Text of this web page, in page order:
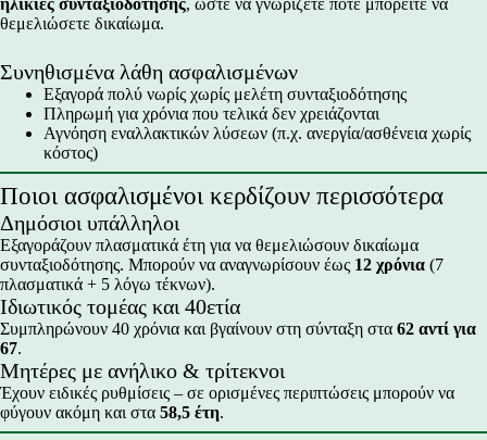
θεμελιώσετε δικαίωμα.
Συνηθισμένα λάθη ασφαλισμένων
Εξαγορά πολύ νωρίς χωρίς μελέτη συνταξιοδότησης
Πληρωμή για χρόνια που τελικά δεν χρειάζονται
Αγνόηση εναλλακτικών λύσεων (π.χ. ανεργία/ασθένεια χωρίς
κόστος)
Ποιοι ασφαλισμένοι κερδίζουν περισσότερα
Δημόσιοι υπάλληλοι
Εξαγοράζουν πλασματικά έτη για να θεμελιώσουν δικαίωμα
συνταξιοδότησης. Μπορούν να αναγνωρίσουν έως 12 χρόνια (7
πλασματικά + 5 λόγω τέκνων).
Ιδιωτικός τομέας και 40ετία
Συμπληρώνουν 40 χρόνια και βγαίνουν στη σύνταξη στα 62 αντί για
67.
Μητέρες με ανήλικο & τρίτεκνοι
Έχουν ειδικές ρυθμίσεις – σε ορισμένες περιπτώσεις μπορούν να
φύγουν ακόμη και στα 58,5 έτη.